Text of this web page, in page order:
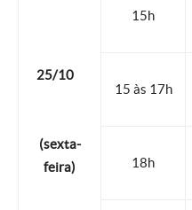
25/10
(sexta-
feira)
15h
15 às 17h
18h